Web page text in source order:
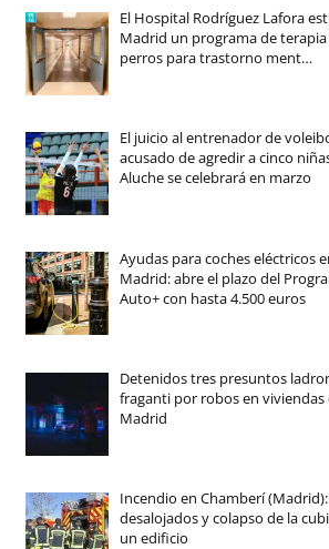
El Hospital Rodríguez Lafora
Madrid un programa de terapia
perros para trastorno ment…
El juicio al entrenador de
acusado de agredir a cinco
Aluche se celebrará en marzo
Ayudas para coches eléctricos
Madrid: abre el plazo del
Auto+ con hasta 4.500 euros
Detenidos tres presuntos
fraganti por robos en viviendas
Madrid
Incendio en Chamberí
desalojados y colapso de la
un edificio